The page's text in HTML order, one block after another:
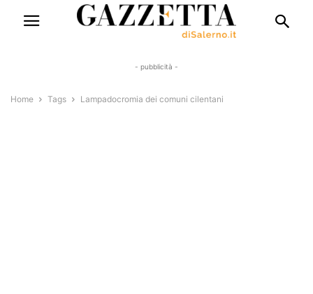
- pubblicità -
Home Tags Lampadocromia dei comuni cilentani